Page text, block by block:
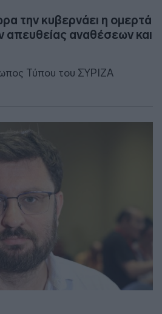
την κυβερνάει η ομερτά
αναθέσεων και
Τύπου του ΣΥΡΙΖΑ